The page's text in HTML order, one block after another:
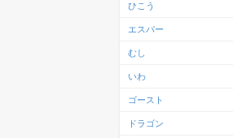
ひこう
エスパー
むし
いわ
ゴースト
ドラゴン